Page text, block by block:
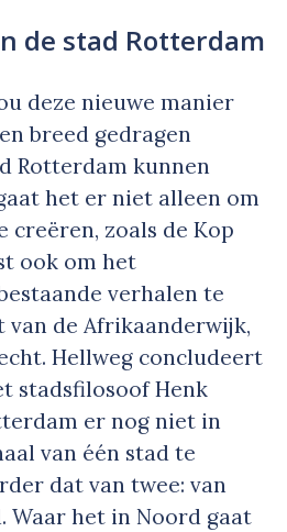
de stad Rotterdam
deze nieuwe manier
breed gedragen
Rotterdam kunnen
het er niet alleen om
creëren, zoals de Kop
ook om het
verhalen te
van de Afrikaanderwijk,
Hellweg concludeert
stadsfilosoof Henk
er nog niet in
van één stad te
dat van twee: van
Waar het in Noord gaat